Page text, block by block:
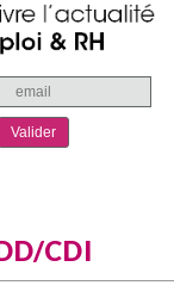
CDI